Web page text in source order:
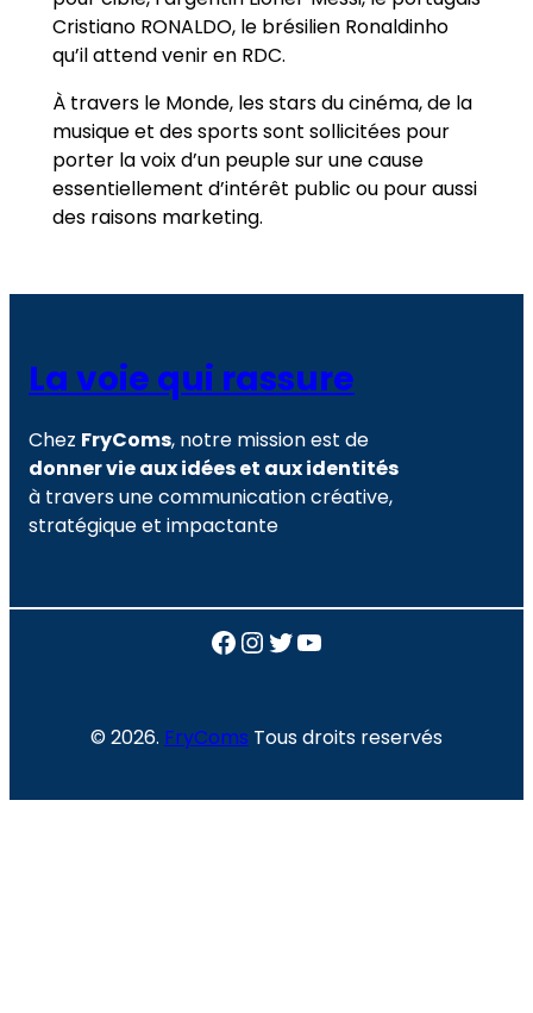
Cristiano RONALDO, le brésilien Ronaldinho
qu’il attend venir en RDC.
À travers le Monde, les stars du cinéma, de la
musique et des sports sont sollicitées pour
porter la voix d’un peuple sur une cause
essentiellement d’intérêt public ou pour aussi
des raisons marketing.
La voie qui rassure
Chez FryComs, notre mission est de
donner vie aux idées et aux identités
à travers une communication créative,
stratégique et impactante
Facebook
Instagram
Twitter
YouTube
© 2026. FryComs Tous droits reservés